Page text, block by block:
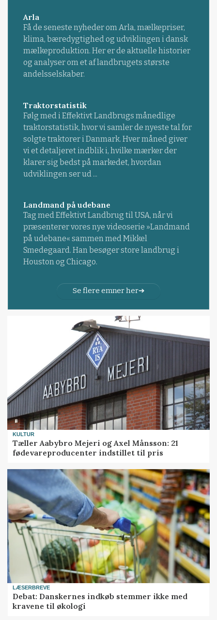
Arla
Få de seneste nyheder om Arla, mælkepriser,
klima, bæredygtighed og udviklingen i dansk
mælkeproduktion. Her er de aktuelle historier
og analyser om et af landbrugets største
andelsselskaber.
Traktorstatistik
Følg med i Effektivt Landbrugs månedlige
traktorstatistik, hvor vi samler de nyeste tal for
solgte traktorer i Danmark. Hver måned giver
vi et detaljeret indblik i, hvilke mærker der
klarer sig bedst på markedet, hvordan
udviklingen ser ud ...
Landmand på udebane
Tag med Effektivt Landbrug til USA, når vi
præsenterer vores nye videoserie »Landmand
på udebane« sammen med Mikkel
Smedegaard. Han besøger store landbrug i
Houston og Chicago.
Se flere emner her
KULTUR
Tæller Aabybro Mejeri og Axel Månsson: 21
fødevareproducenter indstillet til pris
LÆSERBREVE
Debat: Danskernes indkøb stemmer ikke med
kravene til økologi